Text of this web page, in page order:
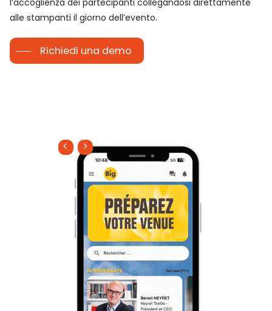
l’accoglienza dei partecipanti collegandosi direttamente
alle stampanti il giorno dell’evento.
Richiedi una demo